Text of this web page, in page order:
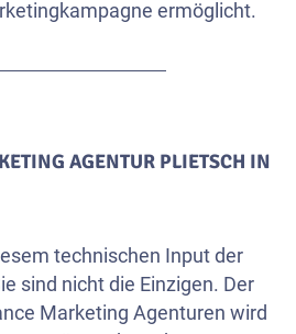
ermöglicht.
AGENTUR PLIETSCH IN
technischen Input der
sind nicht die Einzigen. Der
Marketing Agenturen wird